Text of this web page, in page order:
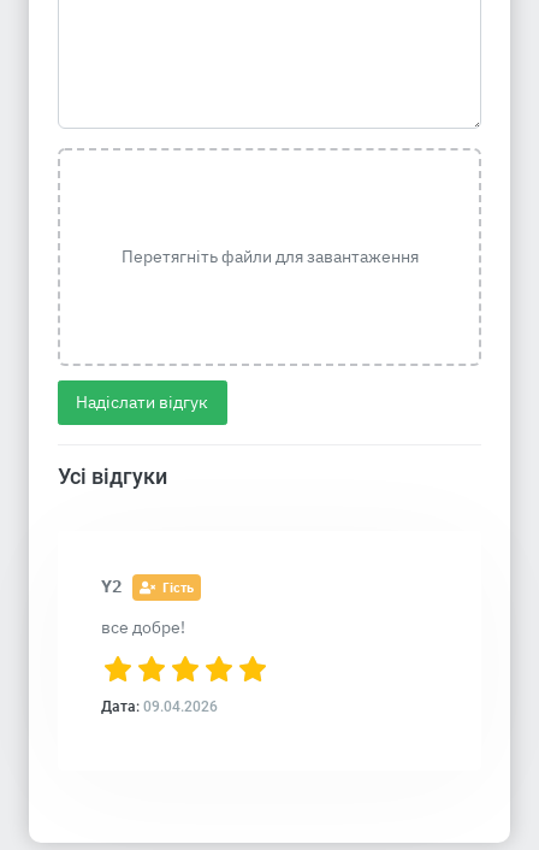
Перетягніть файли для завантаження
Надіслати відгук
Усі відгуки
Y2 Гість
все добре!
Дата: 09.04.2026